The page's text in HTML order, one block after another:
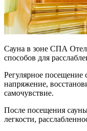
Сауна в зоне СПА
способов для
Регулярное
напряжение,
самочувствие.
После посещения
легкости,